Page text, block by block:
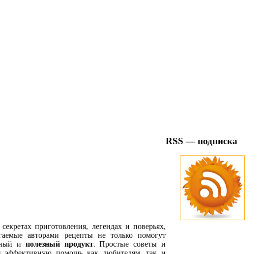
приготовления, легендах и поверьях,
авторами рецепты не только помогут
и полезный продукт. Простые советы и
RSS — подписка